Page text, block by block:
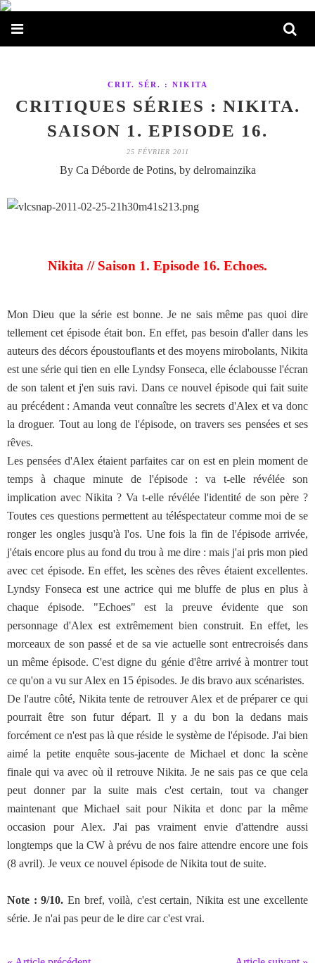
CRIT. SÉR. : NIKITA
CRITIQUES SÉRIES : NIKITA.
SAISON 1. EPISODE 16.
25 FÉVRIER 2011
By Ca Déborde de Potins, by delromainzika
Nikita // Saison 1. Episode 16. Echoes.
Mon Dieu que la série est bonne. Je ne sais même pas quoi dire
tellement cet épisode était bon. En effet, pas besoin d'aller dans les
auteurs des décors époustouflants et des moyens mirobolants, Nikita
est une série qui tien en elle Lyndsy Fonseca, elle éclabousse l'écran
de son talent et j'en suis ravi. Dans ce nouvel épisode qui fait suite
au précédent : Amanda veut connaître les secrets d'Alex et va donc
la droguer. Tout au long de l'épisode, on travers ses pensées et ses
rêves.
Les pensées d'Alex étaient parfaites car on est en plein moment de
temps à chaque minute de l'épisode : va t-elle révélée son
implication avec Nikita ? Va t-elle révélée l'identité de son père ?
Toutes ces questions permettent au téléspectateur comme moi de se
ronger les ongles jusqu'à l'os. Une fois la fin de l'épisode arrivée,
j'étais encore plus au fond du trou à me dire : mais j'ai pris mon pied
avec cet épisode. En effet, les scènes des rêves étaient excellentes.
Lyndsy Fonseca est une actrice qui me bluffe de plus en plus à
chaque épisode. "Echoes" est la preuve évidente que son
personnage d'Alex est extrêmement bien construit. En effet, les
morceaux de son passé et de sa vie actuelle sont entrecroisés dans
un même épisode. C'est digne du génie d'être arrivé à montrer tout
ce qu'on a vu sur Alex en 15 épisodes. Je dis bravo aux scénaristes.
De l'autre côté, Nikita tente de retrouver Alex et de préparer ce qui
pourrait être son futur départ. Il y a du bon la dedans mais
forcément ce n'est pas là que réside le système de l'épisode. J'ai bien
aimé la petite enquête sous-jacente de Michael et donc la scène
finale qui va avec où il retrouve Nikita. Je ne sais pas ce que cela
peut donner par la suite mais c'est certain, tout va changer
maintenant que Michael sait pour Nikita et donc par la même
occasion pour Alex. J'ai pas vraiment envie d'attendre aussi
longtemps que la CW à prévu de nos faire attendre encore une fois
(8 avril). Je veux ce nouvel épisode de Nikita tout de suite.
Note : 9/10. En bref, voilà, c'est certain, Nikita est une excellente
série. Je n'ai pas peur de le dire car c'est vrai.